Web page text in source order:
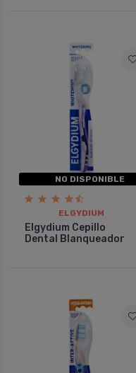
NO DISPONIBLE
ELGYDIUM
Elgydium Cepillo
Dental Blanqueador